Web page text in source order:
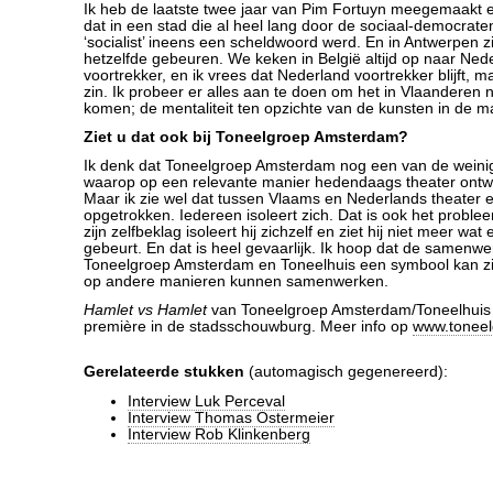
Ik heb de laatste twee jaar van Pim Fortuyn meegemaakt
dat in een stad die al heel lang door de sociaal-
‘socialist’ ineens een scheldwoord werd. En in Antwerpen
hetzelfde gebeuren. We keken in België altijd op naar
voortrekker, en ik vrees dat Nederland voortrekker blijft,
zin. Ik probeer er alles aan te doen om het in Vlaanderen
komen; de mentaliteit ten opzichte van de kunsten in de
Ziet u dat ook bij Toneelgroep Amsterdam?
Ik denk dat Toneelgroep Amsterdam nog een van de
waarop op een relevante manier hedendaags theater
Maar ik zie wel dat tussen Vlaams en Nederlands theater
opgetrokken. Iedereen isoleert zich. Dat is ook het
zijn zelfbeklag isoleert hij zichzelf en ziet hij niet meer wat
gebeurt. En dat is heel gevaarlijk. Ik hoop dat de
Toneelgroep Amsterdam en Toneelhuis een symbool kan
op andere manieren kunnen samenwerken.
Hamlet vs Hamletvan Toneelgroep Amsterdam/
première in de stadsschouwburg. Meer info op
Gerelateerde stukken (automagisch gegenereerd):
Interview Luk Perceval
Interview Thomas Ostermeier
Interview Rob Klinkenberg